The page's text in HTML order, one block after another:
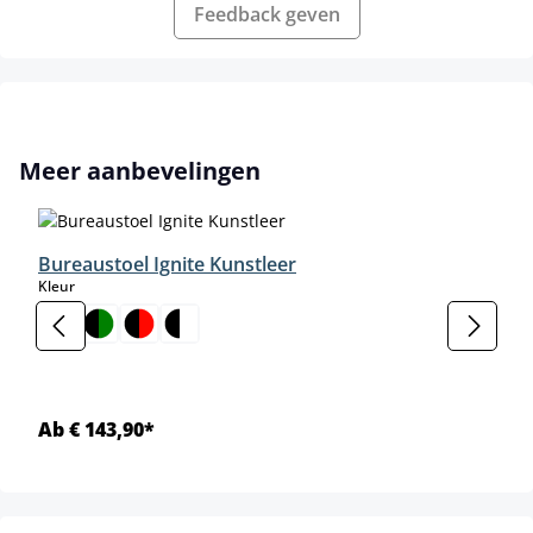
Feedback geven
Productgalerij overslaan
Meer aanbevelingen
Bureaustoel Ignite Kunstleer
Kleurselect
Ab € 143,90*